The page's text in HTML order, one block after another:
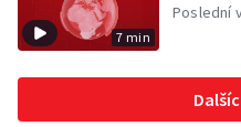
7 min
Poslední